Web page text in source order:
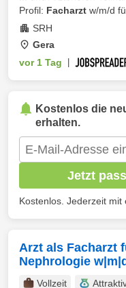
Profil: Facharzt w/m/d
SRH
Gera
vor 1 Tag
Kostenlos die
erhalten.
Jetzt
Kostenlos. Jederzeit mit
Arzt als Facharzt
Nephrologie w|m|d
Vollzeit